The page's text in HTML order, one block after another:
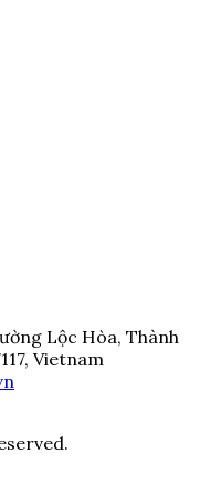
Lộc Hòa, Thành
Vietnam